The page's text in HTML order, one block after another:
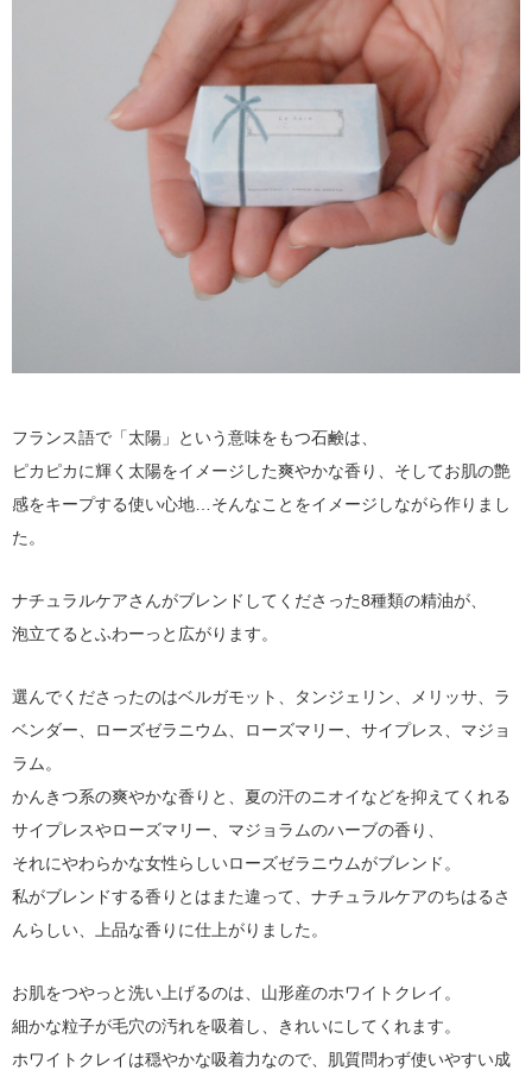
フランス語で「太陽」という意味をもつ石鹸は、
ピカピカに輝く太陽をイメージした爽やかな香り、そしてお肌の艶
感をキープする使い心地…そんなことをイメージしながら作りまし
た。
ナチュラルケアさんがブレンドしてくださった8種類の精油が、
泡立てるとふわーっと広がります。
選んでくださったのはベルガモット、タンジェリン、メリッサ、ラ
ベンダー、ローズゼラニウム、ローズマリー、サイプレス、マジョ
ラム。
かんきつ系の爽やかな香りと、夏の汗のニオイなどを抑えてくれる
サイプレスやローズマリー、マジョラムのハーブの香り、
それにやわらかな女性らしいローズゼラニウムがブレンド。
私がブレンドする香りとはまた違って、ナチュラルケアのちはるさ
んらしい、上品な香りに仕上がりました。
お肌をつやっと洗い上げるのは、山形産のホワイトクレイ。
細かな粒子が毛穴の汚れを吸着し、きれいにしてくれます。
ホワイトクレイは穏やかな吸着力なので、肌質問わず使いやすい成